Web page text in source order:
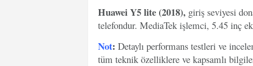
Huawei Y5 lite (2018), giriş seviyesi
telefondur. MediaTek işlemci, 5.45 inç
Not: Detaylı performans testleri ve
tüm teknik özelliklere ve kapsamlı